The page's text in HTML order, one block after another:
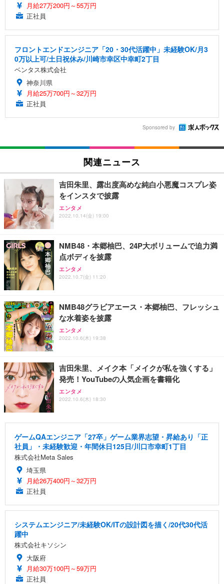
月給27万200円～55万円
正社員
フロントエンドエンジニア「20・30代活躍中」未経験OK/月3
0万以上可/土日祝休み/川崎市幸区中幸町2丁目
ベンタス株式会社
神奈川県
月給25万700円～32万円
正社員
Sponsored by
関連ニュース
吉田朱里、露出度高めな純白小悪魔コスプレ姿
をインスタで披露
エンタメ
2022.10.14(金) 19:00
NMB48・本郷柚巴、24P大ボリュームで迫力満
点ボディを披露
エンタメ
2022.10.7(金) 11:20
NMB48グラビアエース・本郷柚巴、フレッシュ
な水着姿を披露
エンタメ
2022.10.6(木) 19:38
吉田朱里、メイク本「メイクが私を強くする」
発売！YouTubeの人気企画を書籍化
エンタメ
2022.10.6(木) 18:30
ゲームQAエンジニア「27卒」ゲーム業界志望・昇給あり「正
社員」・未経験歓迎・年間休日125日/川口市幸町1丁目
株式会社Meta Sales
埼玉県
月給26万400円～32万円
正社員
システムエンジニア/未経験OK/ITの設計図を描く/20代30代活
躍中
株式会社キソシン
大阪府
月給30万100円～59万円
正社員